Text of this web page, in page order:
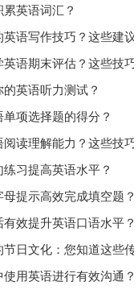
英语词汇？
语写作技巧？这些建议
语期末评估？这些技巧
英语听力测试？
项选择题的得分？
读理解能力？这些技巧
习提高英语水平？
提示高效完成填空题？
效提升英语口语水平？
日文化：您知道这些传
使用英语进行有效沟通